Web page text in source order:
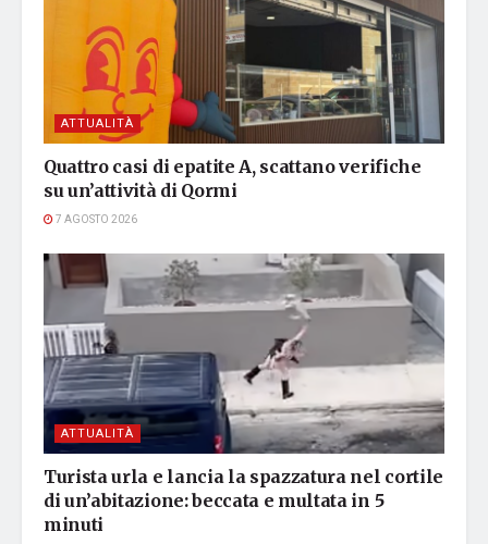
ATTUALITÀ
Quattro casi di epatite A, scattano verifiche
su un’attività di Qormi
7 AGOSTO 2026
ATTUALITÀ
Turista urla e lancia la spazzatura nel cortile
di un’abitazione: beccata e multata in 5
minuti